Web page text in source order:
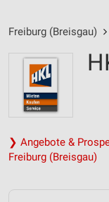
Freiburg (Breisgau)
❯ Angebote &
Freiburg (Breisgau)